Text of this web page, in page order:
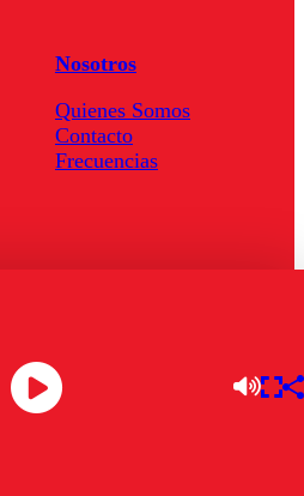
Nosotros
Quienes Somos
Contacto
Frecuencias